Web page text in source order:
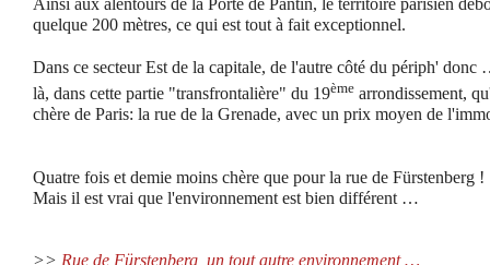
Ainsi aux alentours de la Porte de Pantin, le territoire parisien
quelque 200 mètres, ce qui est tout à fait exceptionnel.
Dans ce secteur Est de la capitale, de l'autre côté du périph' donc
là, dans cette partie "transfrontalière" du 19ème arrondissement,
chère de Paris: la rue de la Grenade, avec un prix moyen de
Quatre fois et demie moins chère que pour la rue de Fürstenberg !
Mais il est vrai que l'environnement est bien différent …
>> Rue de Fürstenberg, un tout autre environnement …